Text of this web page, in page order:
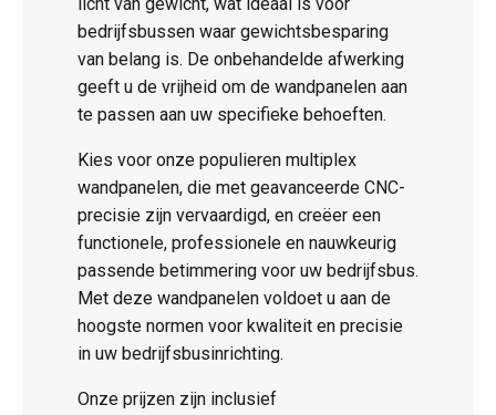
bedrijfsbussen waar gewichtsbesparing
van belang is. De onbehandelde afwerking
geeft u de vrijheid om de wandpanelen aan
te passen aan uw specifieke behoeften.
Kies voor onze populieren multiplex
wandpanelen, die met geavanceerde CNC-
precisie zijn vervaardigd, en creëer een
functionele, professionele en nauwkeurig
passende betimmering voor uw bedrijfsbus.
Met deze wandpanelen voldoet u aan de
hoogste normen voor kwaliteit en precisie
in uw bedrijfsbusinrichting.
Onze prijzen zijn inclusief